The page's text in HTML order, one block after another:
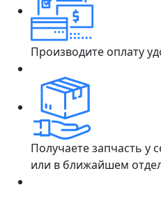
Производите оплату
Получаете запчасть у
или в ближайшем